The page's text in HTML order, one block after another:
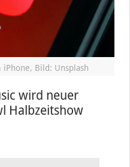
Bild: Unsplash
wird neuer
Halbzeitshow